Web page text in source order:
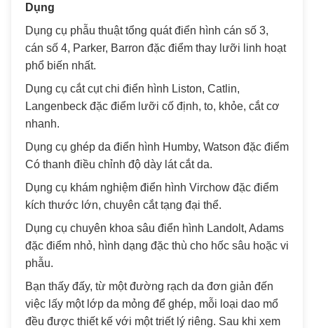
Dụng
Dụng cụ phẫu thuật tổng quát điển hình cán số 3,
cán số 4, Parker, Barron đặc điểm thay lưỡi linh hoạt
phổ biến nhất.
Dụng cụ cắt cụt chi điển hình Liston, Catlin,
Langenbeck đặc điểm lưỡi cố định, to, khỏe, cắt cơ
nhanh.
Dụng cụ ghép da điển hình Humby, Watson đặc điểm
Có thanh điều chỉnh độ dày lát cắt da.
Dụng cụ khám nghiệm điển hình Virchow đặc điểm
kích thước lớn, chuyên cắt tạng đại thể.
Dụng cụ chuyên khoa sâu điển hình Landolt, Adams
đặc điểm nhỏ, hình dạng đặc thù cho hốc sâu hoặc vi
phẫu.
Bạn thấy đấy, từ một đường rạch da đơn giản đến
việc lấy một lớp da mỏng để ghép, mỗi loại dao mổ
đều được thiết kế với một triết lý riêng. Sau khi xem